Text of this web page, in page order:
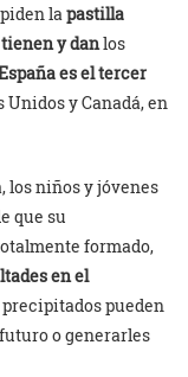
lapastilla
tienen y danlos
es el tercer
Unidos y Canadá, en
los niños y jóvenes
que su
formado,
en el
pueden
o generarles